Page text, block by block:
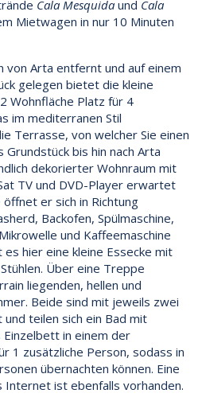
Cala Mesquida und Cala
Mietwagen in nur 10 Minuten
von Arta entfernt und auf einem
gelegen bietet die kleine
Wohnfläche Platz für 4
im mediterranen Stil
Terrasse, von welcher Sie einen
bis hin nach Arta
dekorierter Wohnraum mit
TV und DVD-Player erwartet
er sich in Richtung
Backofen, Spülmaschine,
und Kaffeemaschine
hier eine kleine Essecke mit
Über eine Treppe
liegenden, hellen und
Beide sind mit jeweils zwei
teilen sich ein Bad mit
Einzelbett in einem der
1 zusätzliche Person, sodass in
übernachten können. Eine
Internet ist ebenfalls vorhanden.